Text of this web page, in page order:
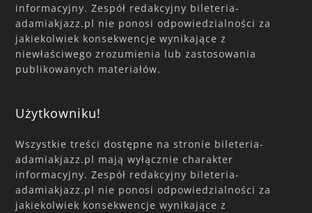
informacyjny. Zespół redakcyjny bileteria-
adamiakjazz.pl nie ponosi odpowiedzialności za
jakiekolwiek konsekwencje wynikające z
niewłaściwego zrozumienia lub zastosowania
publikowanych materiałów.
Użytkowniku!
Wszystkie treści dostępne na stronie bileteria-
adamiakjazz.pl mają wyłącznie charakter
informacyjny. Zespół redakcyjny bileteria-
adamiakjazz.pl nie ponosi odpowiedzialności za
jakiekolwiek konsekwencje wynikające z